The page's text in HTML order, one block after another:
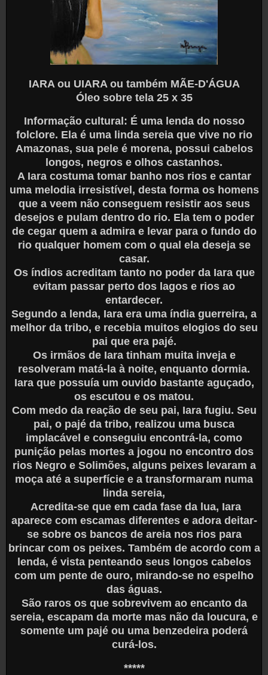
IARA ou UIARA ou também MÃE-D'ÁGUA
Óleo sobre tela 25 x 35
Informação cultural: É uma lenda do nosso
folclore. Ela é uma linda sereia que vive no rio
Amazonas, sua pele é morena, possui cabelos
longos, negros e olhos castanhos.
A Iara costuma tomar banho nos rios e cantar
uma melodia irresistível, desta forma os homens
que a veem não conseguem resistir aos seus
desejos e pulam dentro do rio. Ela tem o poder
de cegar quem a admira e levar para o fundo do
rio qualquer homem com o qual ela deseja se
casar.
Os índios acreditam tanto no poder da Iara que
evitam passar perto dos lagos e rios ao
entardecer.
Segundo a lenda, Iara era uma índia guerreira, a
melhor da tribo, e recebia muitos elogios do seu
pai que era pajé.
Os irmãos de Iara tinham muita inveja e
resolveram matá-la à noite, enquanto dormia.
Iara que possuía um ouvido bastante aguçado,
os escutou e os matou.
Com medo da reação de seu pai, Iara fugiu. Seu
pai, o pajé da tribo, realizou uma busca
implacável e conseguiu encontrá-la, como
punição pelas mortes a jogou no encontro dos
rios Negro e Solimões, alguns peixes levaram a
moça até a superfície e a transformaram numa
linda sereia,
Acredita-se que em cada fase da lua, Iara
aparece com escamas diferentes e adora deitar-
se sobre os bancos de areia nos rios para
brincar com os peixes. Também de acordo com a
lenda, é vista penteando seus longos cabelos
com um pente de ouro, mirando-se no espelho
das águas.
São raros os que sobrevivem ao encanto da
sereia, escapam da morte mas não da loucura, e
somente um pajé ou uma benzedeira poderá
curá-los.
*****